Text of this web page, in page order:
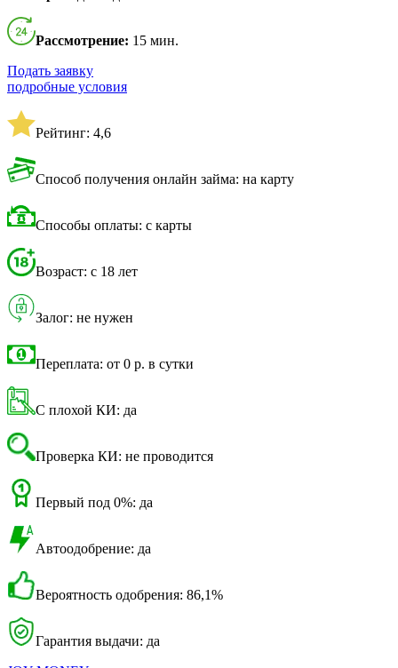
Рассмотрение: 15 мин.
Подать заявку
подробные условия
Рейтинг: 4,6
Способ получения онлайн займа: на карту
Способы оплаты: с карты
Возраст: с 18 лет
Залог: не нужен
Переплата: от 0 р. в сутки
С плохой КИ: да
Проверка КИ: не проводится
Первый под 0%: да
Автоодобрение: да
Вероятность одобрения: 86,1%
Гарантия выдачи: да